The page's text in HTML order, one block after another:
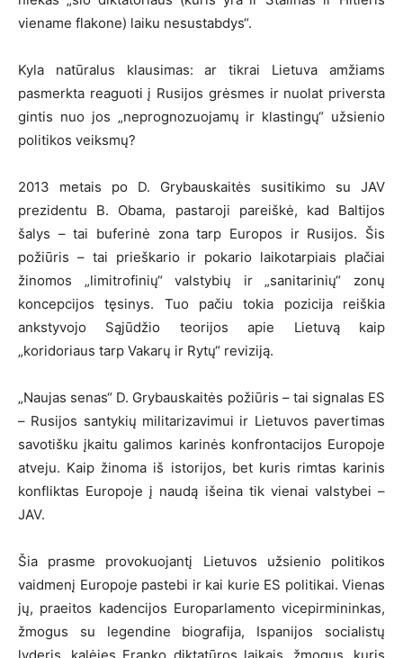
viename flakone) laiku nesustabdys“.
Kyla natūralus klausimas: ar tikrai Lietuva amžiams
pasmerkta reaguoti į Rusijos grėsmes ir nuolat priversta
gintis nuo jos „neprognozuojamų ir klastingų“ užsienio
politikos veiksmų?
2013 metais po D. Grybauskaitės susitikimo su JAV
prezidentu B. Obama, pastaroji pareiškė, kad Baltijos
šalys – tai buferinė zona tarp Europos ir Rusijos. Šis
požiūris – tai prieškario ir pokario laikotarpiais plačiai
žinomos „limitrofinių“ valstybių ir „sanitarinių“ zonų
koncepcijos tęsinys. Tuo pačiu tokia pozicija reiškia
ankstyvojo Sąjūdžio teorijos apie Lietuvą kaip
„koridoriaus tarp Vakarų ir Rytų“ reviziją.
„Naujas senas“ D. Grybauskaitės požiūris – tai signalas ES
– Rusijos santykių militarizavimui ir Lietuvos pavertimas
savotišku įkaitu galimos karinės konfrontacijos Europoje
atveju. Kaip žinoma iš istorijos, bet kuris rimtas karinis
konfliktas Europoje į naudą išeina tik vienai valstybei –
JAV.
Šia prasme provokuojantį Lietuvos užsienio politikos
vaidmenį Europoje pastebi ir kai kurie ES politikai. Vienas
jų, praeitos kadencijos Europarlamento vicepirmininkas,
žmogus su legendine biografija, Ispanijos socialistų